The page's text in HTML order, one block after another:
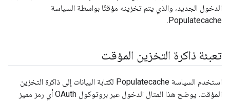
الدخول الجديد، والذي يتم تخزينه مؤقتًا بواسطة السياسة
Populatecache.
تعبئة ذاكرة التخزين المؤقت
استخدم السياسة Populatecache لكتابة البيانات إلى ذاكرة التخزين
المؤقت. يوضح هذا المثال الدخول عبر بروتوكول OAuth أي رمز مميز